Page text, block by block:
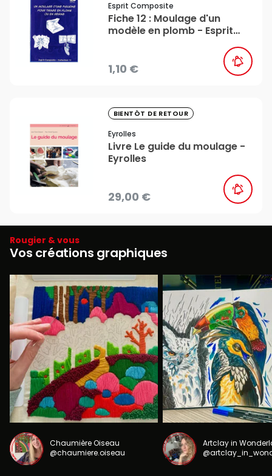
Esprit Composite
Fiche 12 : Moulage d'un
modèle en plomb - Esprit
1,10 €
BIENTÔT DE RETOUR
Eyrolles
Livre Le guide du moulage -
Eyrolles
29,00 €
Rougier & vous
Vos créations graphiques
Chaumière Oiseau
@chaumiere.oiseau
Artclay in